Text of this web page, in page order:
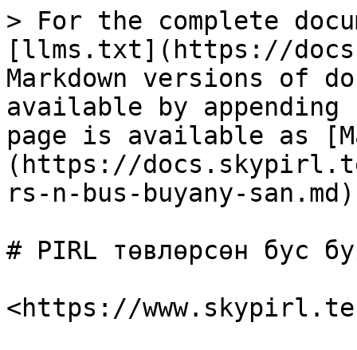
> For the complete
[llms.txt](https://
Markdown versions of
available by
page is available as
(https://
rs-n-bus-buyany-
# PIRL төвлөрсөн бус
<https://